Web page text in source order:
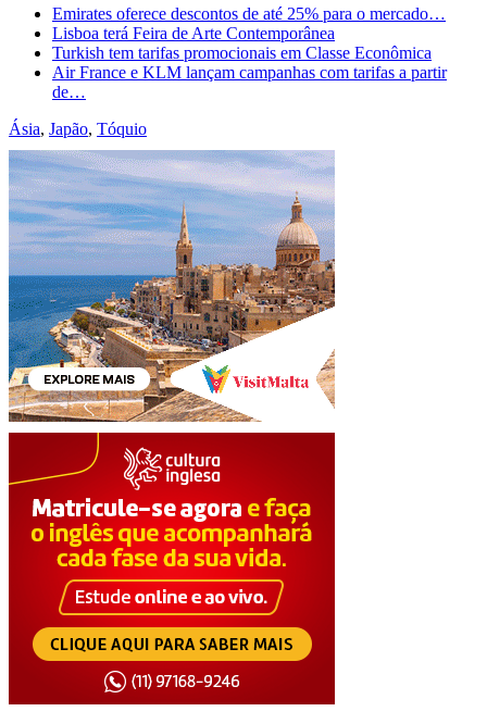
Emirates oferece descontos de até 25% para o mercado…
Lisboa terá Feira de Arte Contemporânea
Turkish tem tarifas promocionais em Classe Econômica
Air France e KLM lançam campanhas com tarifas a partir
de…
Ásia, Japão, Tóquio